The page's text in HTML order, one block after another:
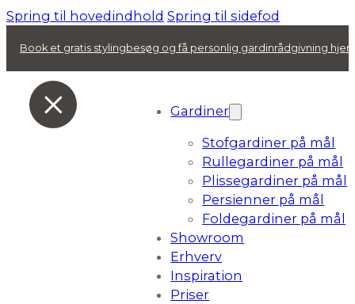
Spring til hovedindhold Spring til sidefod
Book et gratis stylingbesøg og få personlig gardinrådgivning
Gardiner
Stofgardiner på mål
Rullegardiner på mål
Plissegardiner på mål
Persienner på mål
Foldegardiner på mål
Showroom
Erhverv
Inspiration
Priser